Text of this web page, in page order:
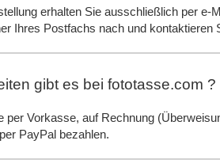
erhalten Sie ausschließlich per e-
Ihres Postfachs nach und kontaktieren
gibt es bei fototasse.com ?
per Vorkasse, auf Rechnung
PayPal bezahlen.